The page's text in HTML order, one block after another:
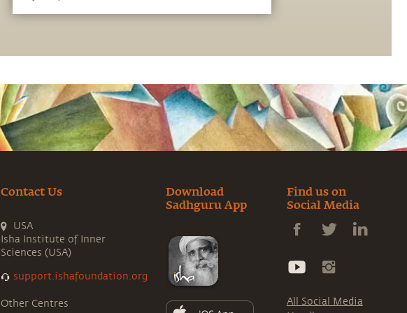
Contact Us
USA
Isha Institute of Inner
Sciences (USA)
support.ishafoundation.org
Other Centres
Download
Sadhguru App
Find us on
Social Media
All Social Media